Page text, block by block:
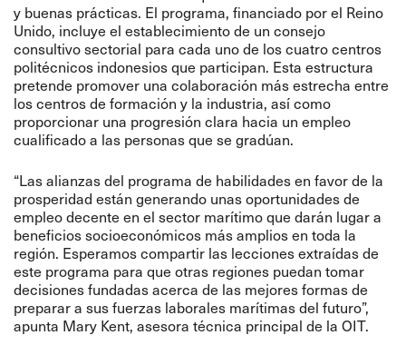
y buenas prácticas. El programa, financiado por el Reino
Unido, incluye el establecimiento de un consejo
consultivo sectorial para cada uno de los cuatro centros
politécnicos indonesios que participan. Esta estructura
pretende promover una colaboración más estrecha entre
los centros de formación y la industria, así como
proporcionar una progresión clara hacia un empleo
cualificado a las personas que se gradúan.
“Las alianzas del programa de habilidades en favor de la
prosperidad están generando unas oportunidades de
empleo decente en el sector marítimo que darán lugar a
beneficios socioeconómicos más amplios en toda la
región. Esperamos compartir las lecciones extraídas de
este programa para que otras regiones puedan tomar
decisiones fundadas acerca de las mejores formas de
preparar a sus fuerzas laborales marítimas del futuro”,
apunta Mary Kent, asesora técnica principal de la OIT.